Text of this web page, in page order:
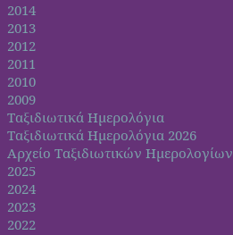
2014
2013
2012
2011
2010
2009
Ταξιδιωτικά Ημερολόγια
Ταξιδιωτικά Ημερολόγια 2026
Αρχείο Ταξιδιωτικών Ημερολογίων
2025
2024
2023
2022